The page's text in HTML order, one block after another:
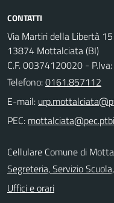
CONTATTI
Via Martiri della Libertà 15
13874 Mottalciata (BI)
C.F. 00374120020 -
Telefono:0161.857112
E-mail:
PEC:
Cellulare Comune di
Segreteria, Servizio
Uffici e orari